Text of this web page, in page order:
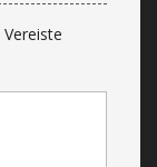
Vereiste